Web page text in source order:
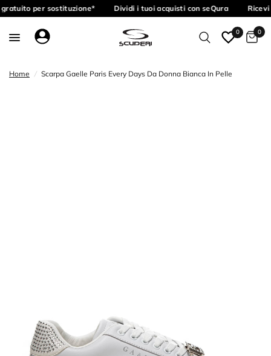
per sostituzione* Dividi i tuoi acquisti con seQura
0 0
Home / Scarpa Gaelle Paris Every Days Da Donna Bianca In Pelle